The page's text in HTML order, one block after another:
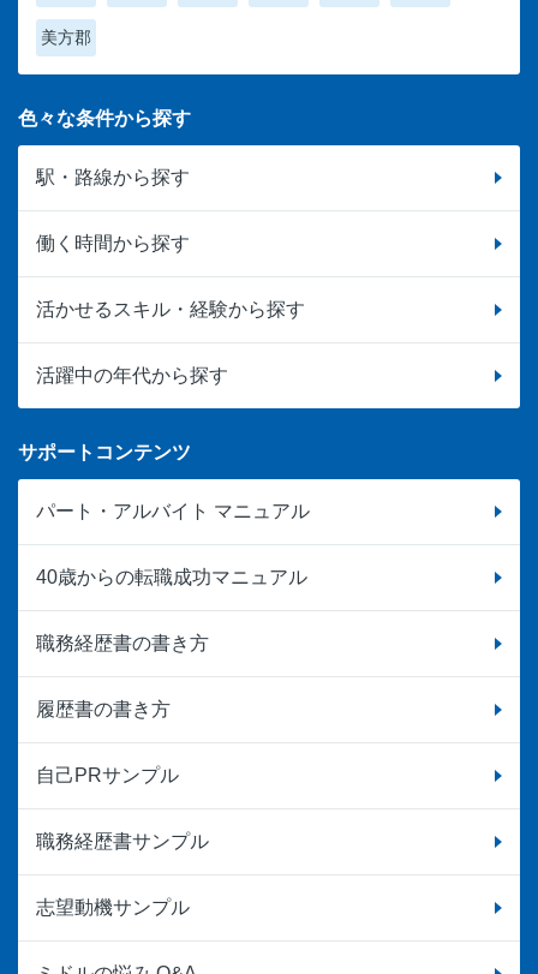
美方郡
色々な条件から探す
駅・路線から探す
働く時間から探す
活かせるスキル・経験から探す
活躍中の年代から探す
サポートコンテンツ
パート・アルバイト マニュアル
40歳からの転職成功マニュアル
職務経歴書の書き方
履歴書の書き方
自己PRサンプル
職務経歴書サンプル
志望動機サンプル